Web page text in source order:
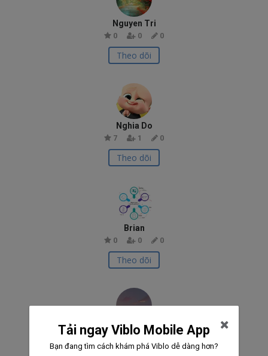
Nguyen Tri
0 0 0
Theo dõi
Nghia Do
7 1 0
Theo dõi
Brian
0 0 0
Theo dõi
Developp Googlee
0 0 0
Tải ngay Viblo Mobile App
Bạn đang tìm cách khám phá Viblo dễ dàng hơn?